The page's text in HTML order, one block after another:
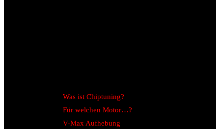
Was ist Chiptuning?
Für welchen Motor…?
V-Max Aufhebung